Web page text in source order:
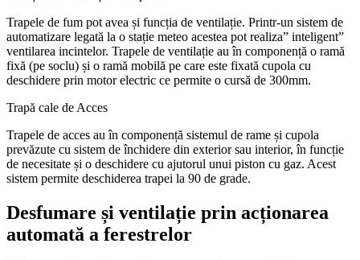
Trapele de fum pot avea și funcția de ventilație. Printr-un sistem de
automatizare legată la o stație meteo acestea pot realiza” inteligent”
ventilarea incintelor. Trapele de ventilație au în componență o ramă
fixă (pe soclu) și o ramă mobilă pe care este fixată cupola cu
deschidere prin motor electric ce permite o cursă de 300mm.
Trapă cale de Acces
Trapele de acces au în componență sistemul de rame și cupola
prevăzute cu sistem de închidere din exterior sau interior, în funcție
de necesitate și o deschidere cu ajutorul unui piston cu gaz. Acest
sistem permite deschiderea trapei la 90 de grade.
Desfumare și ventilație prin acționarea
automată a ferestrelor